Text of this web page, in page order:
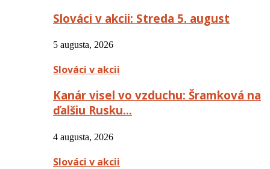
Slováci v akcii: Streda 5. august
5 augusta, 2026
Slováci v akcii
Kanár visel vo vzduchu: Šramková na
ďalšiu Rusku…
4 augusta, 2026
Slováci v akcii